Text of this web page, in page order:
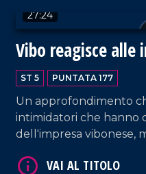
27:24
Vibo reagisce
ST 5 PUNTATA 177
Un approfondimento
intimidatori che hanno
dell'impresa vibonese,
organizzata, libertà
VAI AL TITOLO